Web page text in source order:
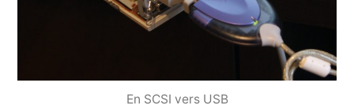
En SCSI vers USB